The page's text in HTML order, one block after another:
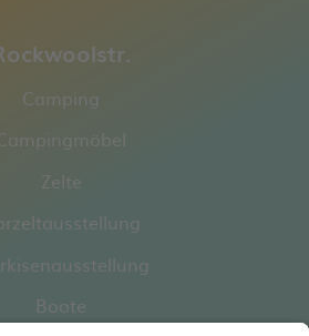
Camping
Zelte
Boote